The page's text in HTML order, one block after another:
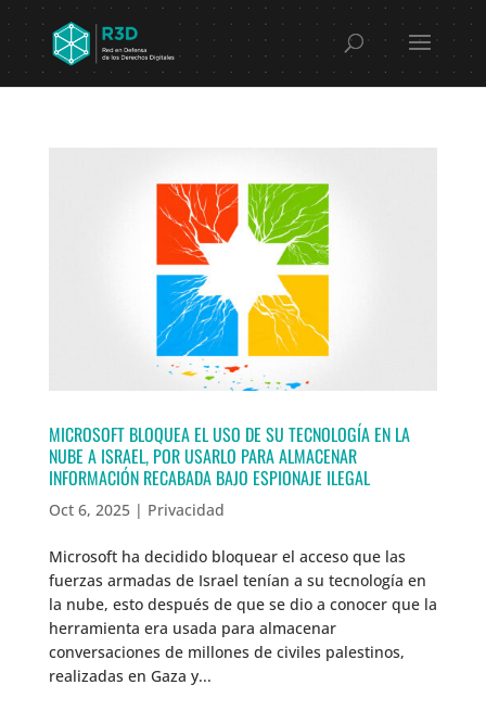
MICROSOFT BLOQUEA EL USO DE SU TECNOLOGÍA EN LA
NUBE A ISRAEL, POR USARLO PARA ALMACENAR
INFORMACIÓN RECABADA BAJO ESPIONAJE ILEGAL
Oct 6, 2025| Privacidad
Microsoft ha decidido bloquear el acceso que las
fuerzas armadas de Israel tenían a su tecnología en
la nube, esto después de que se dio a conocer que la
herramienta era usada para almacenar
conversaciones de millones de civiles palestinos,
realizadas en Gaza y...